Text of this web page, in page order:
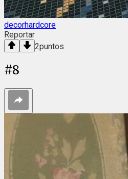
decorhardcore
Reportar
2puntos
#8